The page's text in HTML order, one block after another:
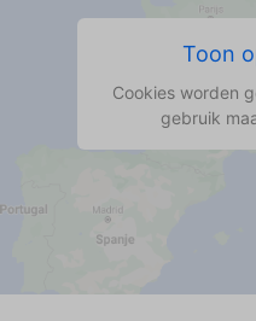
Toon
Cookies worden
gebruik